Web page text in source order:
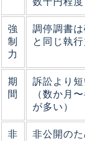
強
制
力
調停調書
と同じ執
期
間
訴訟より短
（数か月
が多い）
非
非公開の